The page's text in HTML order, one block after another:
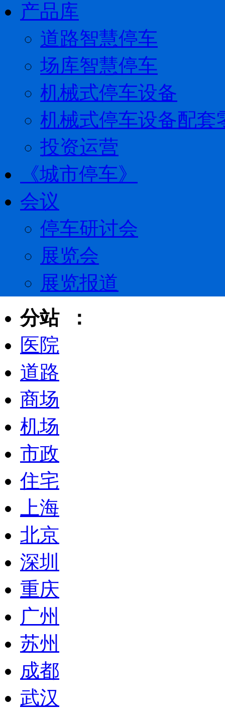
产品库
道路智慧停车
场库智慧停车
机械式停车设备
机械式停车设备配套
投资运营
《城市停车》
会议
停车研讨会
展览会
展览报道
分站 ：
医院
道路
商场
机场
市政
住宅
上海
北京
深圳
重庆
广州
苏州
成都
武汉